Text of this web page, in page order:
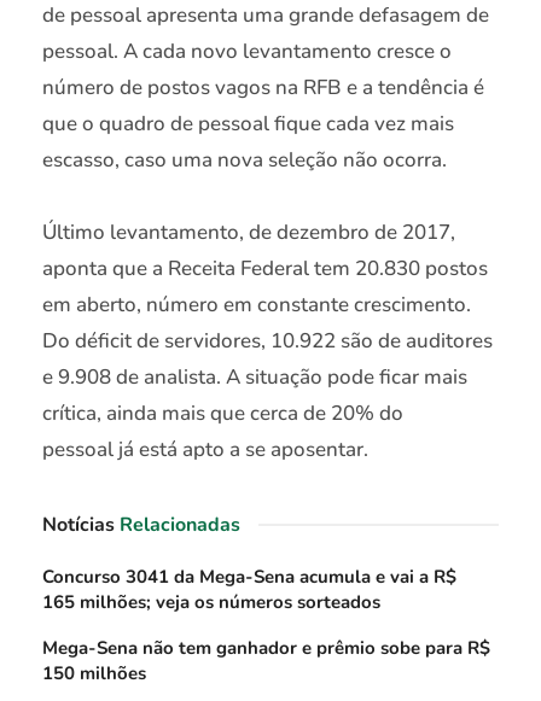
de pessoal apresenta uma grande defasagem de
pessoal. A cada novo levantamento cresce o
número de postos vagos na RFB e a tendência é
que o quadro de pessoal fique cada vez mais
escasso, caso uma nova seleção não ocorra.
Último levantamento, de dezembro de 2017,
aponta que a Receita Federal tem 20.830 postos
em aberto, número em constante crescimento.
Do déficit de servidores, 10.922 são de auditores
e 9.908 de analista. A situação pode ficar mais
crítica, ainda mais que cerca de 20% do
pessoal já está apto a se aposentar.
Notícias Relacionadas
Concurso 3041 da Mega-Sena acumula e vai a R$
165 milhões; veja os números sorteados
Mega-Sena não tem ganhador e prêmio sobe para R$
150 milhões